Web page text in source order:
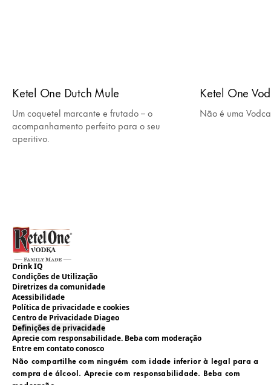
Ketel One Dutch Mule
Um coquetel marcante e frutado – o
acompanhamento perfeito para o seu
aperitivo.
Ketel One
Não é uma
Drink IQ
Condições de Utilização
Diretrizes da comunidade
Acessibilidade
Política de privacidade e cookies
Centro de Privacidade Diageo
Definições de privacidade
Aprecie com responsabilidade. Beba com moderação
Entre em contato conosco
Não compartilhe com ninguém com idade inferior à legal para a
compra de álcool. Aprecie com responsabilidade. Beba com